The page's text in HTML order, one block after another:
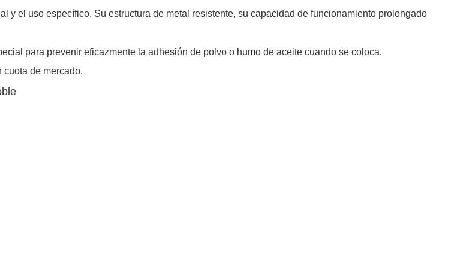
el uso específico. Su estructura de metal resistente, su capacidad de funcionamiento prolongado
para prevenir eficazmente la adhesión de polvo o humo de aceite cuando se coloca.
cuota de mercado.